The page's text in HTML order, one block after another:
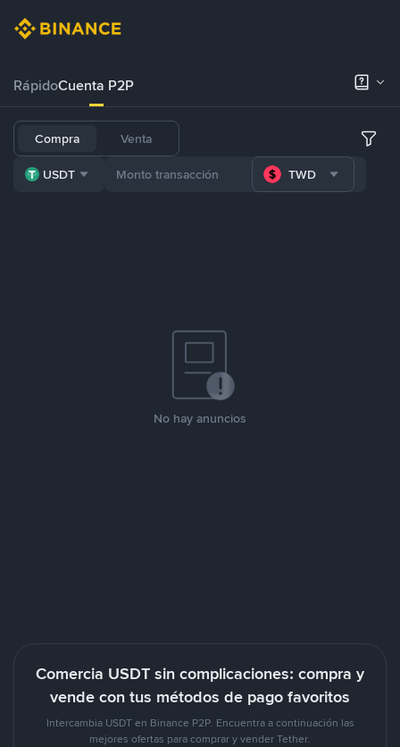
RápidoCuenta P2P
Compra Venta
USDT TWD
No hay anuncios
Comercia USDT sin complicaciones: compra y
vende con tus métodos de pago favoritos
Intercambia USDT en Binance P2P. Encuentra a continuación las
mejores ofertas para comprar y vender Tether.